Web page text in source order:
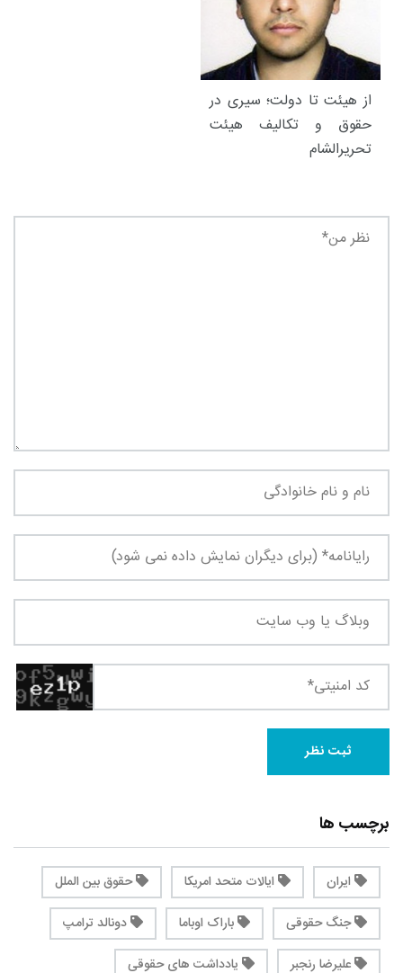
از هیئت تا دولت؛ سیری در
حقوق و تکالیف هیئت
تحریرالشام
برچسب ها
ایران ایالات متحد امریکا
حقوق بین الملل
جنگ حقوقی
باراک اوباما
دونالد ترامپ
علیرضا رنجبر
یادداشت های حقوقی